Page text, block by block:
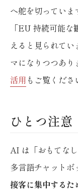
へ舵を切っていま
「EU 持続可能
えると見られて
マになりつつあ
活用 もご覧くださ
ひとつ注意
AI は「おもてな
多言語チャットボ
接客に集中するた